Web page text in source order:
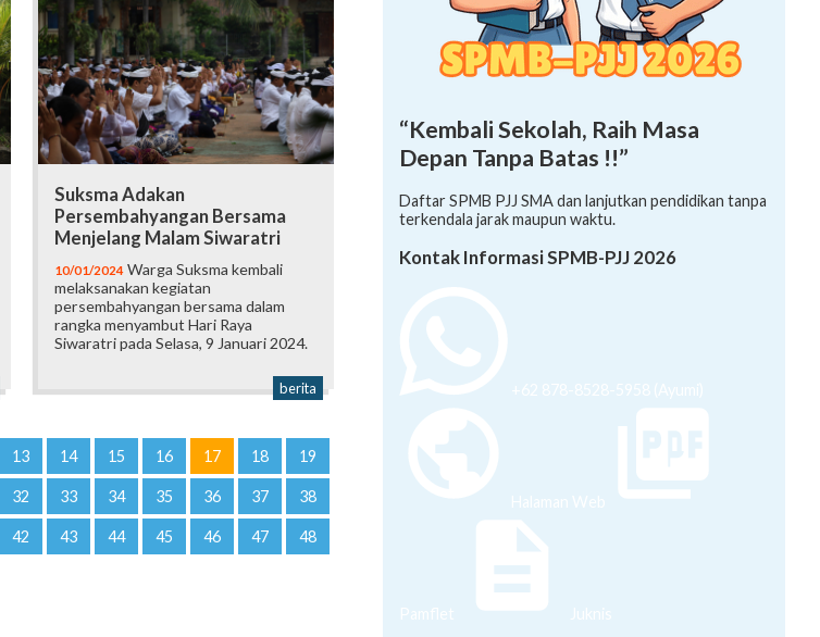
Suksma Adakan
Persembahyangan Bersama
Menjelang Malam Siwaratri
10/01/2024 Warga Suksma kembali
melaksanakan kegiatan
persembahyangan bersama dalam
rangka menyambut Hari Raya
Siwaratri pada Selasa, 9 Januari 2024.
berita
13 14 15 16 17 18 19
32 33 34 35 36 37 38
42 43 44 45 46 47 48
“Kembali Sekolah, Raih Masa
Depan Tanpa Batas !!”
Daftar SPMB PJJ SMA dan lanjutkan pendidikan tanpa
terkendala jarak maupun waktu.
Kontak Informasi SPMB-PJJ 2026
+62 878-8528-5958 (Ayumi)
Halaman Web
Pamflet Juknis